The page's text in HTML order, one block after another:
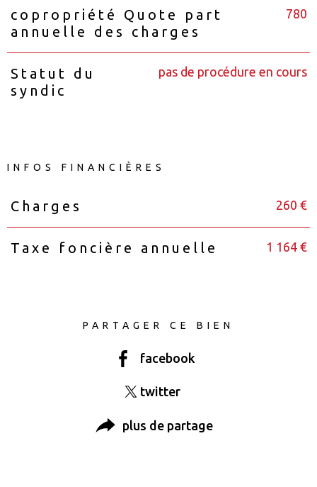
copropriété Quote part
annuelle des charges
780
Statut du
syndic
pas de procédure en cours
INFOS FINANCIÈRES
Caractéristiques
Charges 260 €
Taxe foncière annuelle 1 164 €
PARTAGER CE BIEN
facebook
twitter
plus de partage